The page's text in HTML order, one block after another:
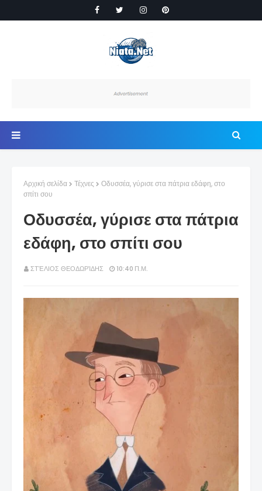
Αρχική σελίδα Τέχνες
Οδυσσέα, γύρισε στα πάτρια εδάφη, στο
σπίτι σου
Οδυσσέα, γύρισε στα πάτρια
εδάφη, στο σπίτι σου
ΣΤΈΛΙΟΣ ΘΕΟΔΩΡΊΔΗΣ 10:40 Π.Μ.